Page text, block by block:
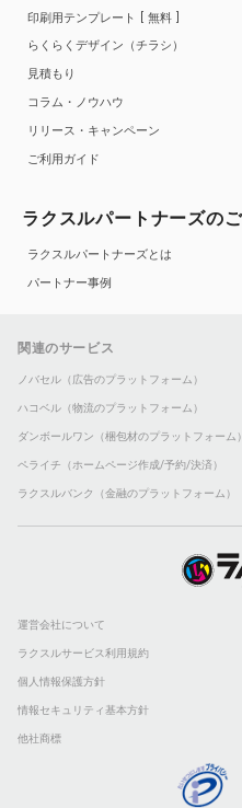
印刷用テンプレート
無料
らくらくデザイン（チラシ）
見積もり
コラム・ノウハウ
リリース・キャンペーン
ご利用ガイド
ラクスルパートナーズの
ラクスルパートナーズとは
パートナー事例
関連のサービス
ノバセル（広告のプラットフォーム）
ハコベル（物流のプラットフォーム）
ダンボールワン（梱包材のプラットフォーム）
ペライチ（ホームページ作成/予約/決済）
ラクスルバンク（金融のプラットフォーム）
運営会社について
ラクスルサービス利用規約
個人情報保護方針
情報セキュリティ基本方針
他社商標